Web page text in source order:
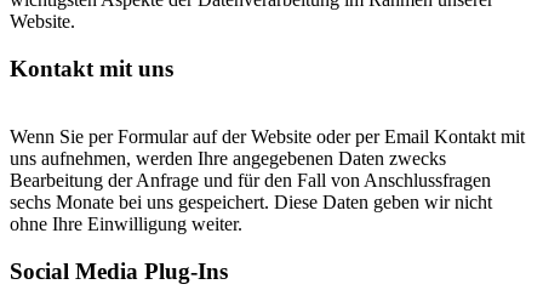
Website.
Kontakt mit uns
Wenn Sie per Formular auf der Website oder per Email Kontakt mit
uns aufnehmen, werden Ihre angegebenen Daten zwecks
Bearbeitung der Anfrage und für den Fall von Anschlussfragen
sechs Monate bei uns gespeichert. Diese Daten geben wir nicht
ohne Ihre Einwilligung weiter.
Social Media Plug-Ins